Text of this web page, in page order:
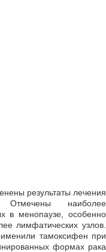
результаты лечения
наиболее
в менопаузе, особенно
лимфатических узлов.
тамоксифен при
формах рака